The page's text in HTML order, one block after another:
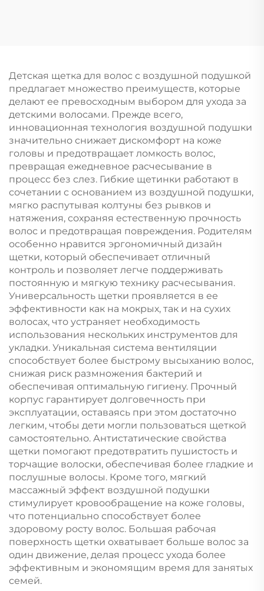
Детская щетка для волос с воздушной подушкой
предлагает множество преимуществ, которые
делают ее превосходным выбором для ухода за
детскими волосами. Прежде всего,
инновационная технология воздушной подушки
значительно снижает дискомфорт на коже
головы и предотвращает ломкость волос,
превращая ежедневное расчесывание в
процесс без слез. Гибкие щетинки работают в
сочетании с основанием из воздушной подушки,
мягко распутывая колтуны без рывков и
натяжения, сохраняя естественную прочность
волос и предотвращая повреждения. Родителям
особенно нравится эргономичный дизайн
щетки, который обеспечивает отличный
контроль и позволяет легче поддерживать
постоянную и мягкую технику расчесывания.
Универсальность щетки проявляется в ее
эффективности как на мокрых, так и на сухих
волосах, что устраняет необходимость
использования нескольких инструментов для
укладки. Уникальная система вентиляции
способствует более быстрому высыханию волос,
снижая риск размножения бактерий и
обеспечивая оптимальную гигиену. Прочный
корпус гарантирует долговечность при
эксплуатации, оставаясь при этом достаточно
легким, чтобы дети могли пользоваться щеткой
самостоятельно. Антистатические свойства
щетки помогают предотвратить пушистость и
торчащие волоски, обеспечивая более гладкие и
послушные волосы. Кроме того, мягкий
массажный эффект воздушной подушки
стимулирует кровообращение на коже головы,
что потенциально способствует более
здоровому росту волос. Большая рабочая
поверхность щетки охватывает больше волос за
один движение, делая процесс ухода более
эффективным и экономящим время для занятых
семей.